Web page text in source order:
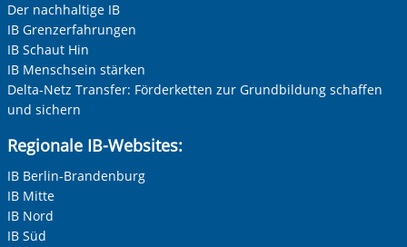
Ihre E-Mail-Adresse
Ihre Telefonnummer
Betreff ihrer Anfrage
Der nachhaltige IB
IB Grenzerfahrungen
IB Schaut Hin
IB Menschsein stärken
Delta-Netz Transfer: Förderketten zur Grundbildung schaffen
und sichern
Regionale IB-Websites:
IB Berlin-Brandenburg
IB Mitte
IB Nord
IB Süd